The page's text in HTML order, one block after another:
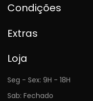
Condições
Extras
Loja
Seg - Sex: 9H - 18H
Sab: Fechado